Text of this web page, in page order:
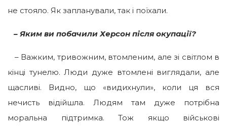
не стояло. Як запланували, так і поїхали.
– Яким ви побачили Херсон після окупації?
– Важким, тривожним, втомленим, але зі світлом в
кінці тунелю. Люди дуже втомлені виглядали, але
щасливі. Видно, що «видихнули», коли ця вся
нечисть відійшла. Людям там дуже потрібна
моральна підтримка. Тож якщо військові